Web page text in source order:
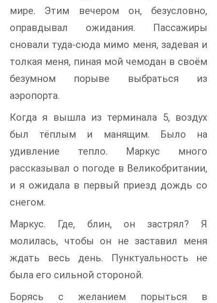
мире. Этим вечером он, безусловно,
оправдывал ожидания. Пассажиры
сновали туда-сюда мимо меня, задевая и
толкая меня, пиная мой чемодан в своём
безумном порыве выбраться из
аэропорта.
Когда я вышла из терминала 5, воздух
был тёплым и манящим. Было на
удивление тепло. Маркус много
рассказывал о погоде в Великобритании,
и я ожидала в первый приезд дождь со
снегом.
Маркус. Где, блин, он застрял? Я
молилась, чтобы он не заставил меня
ждать весь день. Пунктуальность не
была его сильной стороной.
Борясь с желанием порыться в